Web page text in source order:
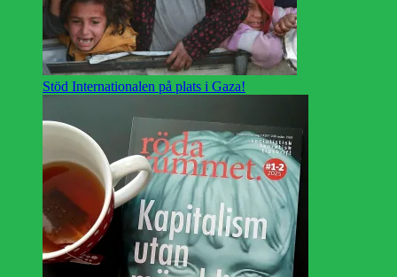
Stöd Internationalen på plats i Gaza!